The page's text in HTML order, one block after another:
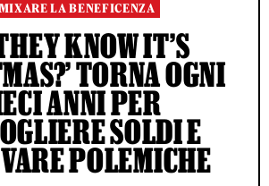
LA BENEFICENZA
KNOW IT’S
TORNA OGNI
ANNI PER
SOLDI E
POLEMICHE